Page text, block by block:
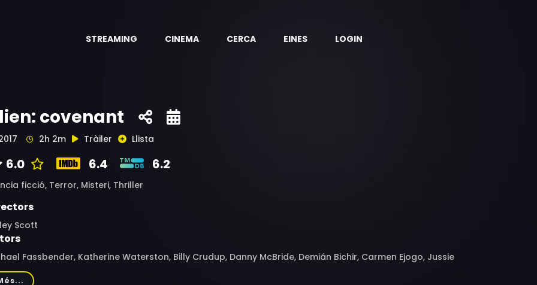
STREAMING CINEMA CERCA EINES LOGIN
covenant
2h 2m Tràiler Llista
6.0 6.4 6.2
ficció, Terror, Misteri, Thriller
Scott
Fassbender, Katherine Waterston, Billy Crudup, Danny McBride, Demián Bichir, Carmen Ejogo, Jussie
Callie Hernandez, Amy Seimetz, Nathaniel Dean, Alexander England, Benjamin Rigby, Uli Latukefu,